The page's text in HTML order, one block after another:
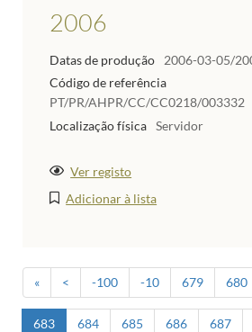
2006
Datas de produção
2006-03-05/
Código de referência
PT/PR/AHPR/CC/CC0218/003332
Localização física Servidor
Ver registo
Adicionar à lista
« < -100 -10 679 680
683 684 685 686 687